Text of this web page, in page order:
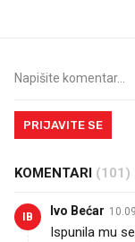
PRIJAVITE SE
KOMENTARI (101)
IB Ivo Bećar
Ispunila mu